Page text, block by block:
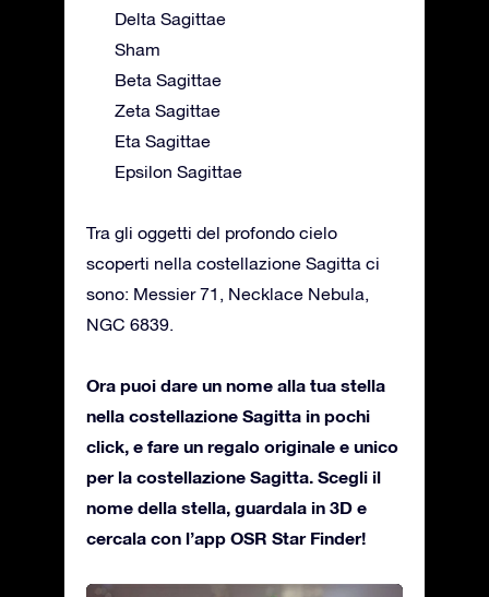
Delta Sagittae
Sham
Beta Sagittae
Zeta Sagittae
Eta Sagittae
Epsilon Sagittae
Tra gli oggetti del profondo cielo
scoperti nella costellazione Sagitta ci
sono: Messier 71, Necklace Nebula,
NGC 6839.
Ora puoi dare un nome alla tua stella
nella costellazione Sagitta in pochi
click, e fare un regalo originale e unico
per la costellazione Sagitta. Scegli il
nome della stella, guardala in 3D e
cercala con l’app OSR Star Finder!